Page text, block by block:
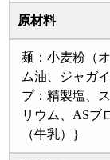
原材料
麺：小麦粉（
ム油、ジャガ
プ：精製塩、
リウム、ASブ
（牛乳）｝